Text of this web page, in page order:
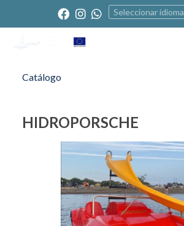
Seleccionar idioma
Catálogo
HIDROPORSCHE